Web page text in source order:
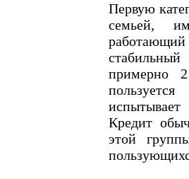
Первую
семьей,
работающий
примерно
Кредит
этой